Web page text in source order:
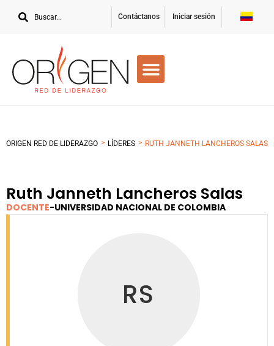
Contáctanos Iniciar sesión
ORIGEN RED DE LIDERAZGO > LÍDERES > RUTH JANNETH LANCHEROS SALAS
Ruth Janneth Lancheros Salas
DOCENTE-UNIVERSIDAD NACIONAL DE COLOMBIA
RS